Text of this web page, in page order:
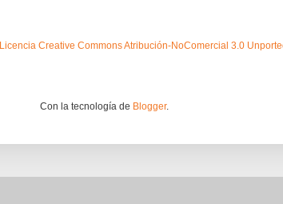
Licencia Creative Commons Atribución-NoComercial 3.0
Con la tecnología de Blogger.